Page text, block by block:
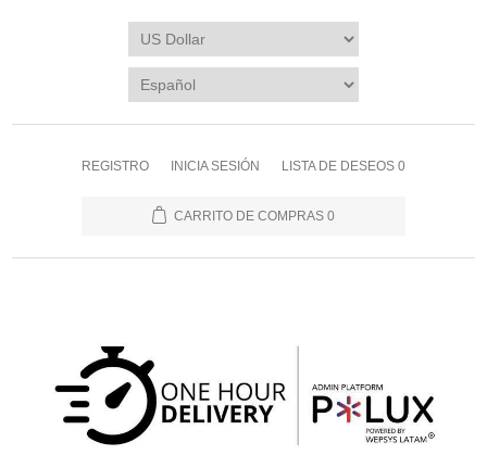
REGISTRO INICIA SESIÓN LISTA DE DESEOS 0
CARRITO DE COMPRAS 0